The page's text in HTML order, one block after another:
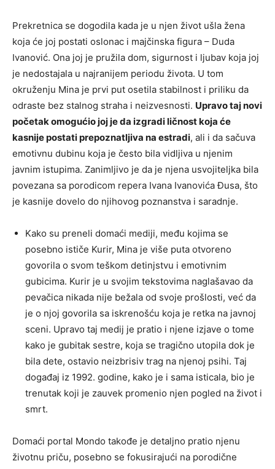
Prekretnica se dogodila kada je u njen život ušla žena
koja će joj postati oslonac i majčinska figura – Duda
Ivanović. Ona joj je pružila dom, sigurnost i ljubav koja joj
je nedostajala u najranijem periodu života. U tom
okruženju Mina je prvi put osetila stabilnost i priliku da
odraste bez stalnog straha i neizvesnosti. Upravo taj novi
početak omogućio joj je da izgradi ličnost koja će
kasnije postati prepoznatljiva na estradi, ali i da sačuva
emotivnu dubinu koja je često bila vidljiva u njenim
javnim istupima. Zanimljivo je da je njena usvojiteljka bila
povezana sa porodicom repera Ivana Ivanovića Đusa, što
je kasnije dovelo do njihovog poznanstva i saradnje.
Kako su preneli domaći mediji, među kojima se
posebno ističe Kurir, Mina je više puta otvoreno
govorila o svom teškom detinjstvu i emotivnim
gubicima. Kurir je u svojim tekstovima naglašavao da
pevačica nikada nije bežala od svoje prošlosti, već da
je o njoj govorila sa iskrenošću koja je retka na javnoj
sceni. Upravo taj medij je pratio i njene izjave o tome
kako je gubitak sestre, koja se tragično utopila dok je
bila dete, ostavio neizbrisiv trag na njenoj psihi. Taj
događaj iz 1992. godine, kako je i sama isticala, bio je
trenutak koji je zauvek promenio njen pogled na život i
smrt.
Domaći portal Mondo takođe je detaljno pratio njenu
životnu priču, posebno se fokusirajući na porodične